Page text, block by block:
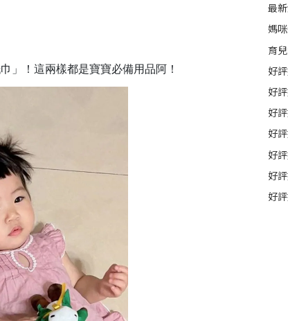
」！這兩樣都是寶寶必備用品阿！
最
媽
育
好
好
好
好
好
好
好